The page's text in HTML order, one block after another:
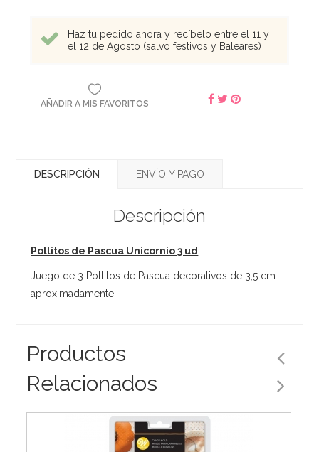
Haz tu pedido ahora y recíbelo entre el 11 y
el 12 de Agosto (salvo festivos y Baleares)
AÑADIR A MIS FAVORITOS
DESCRIPCIÓN ENVÍO Y PAGO
Descripción
Pollitos de Pascua Unicornio 3 ud
Juego de 3 Pollitos de Pascua decorativos de 3,5 cm
aproximadamente.
Productos
Relacionados